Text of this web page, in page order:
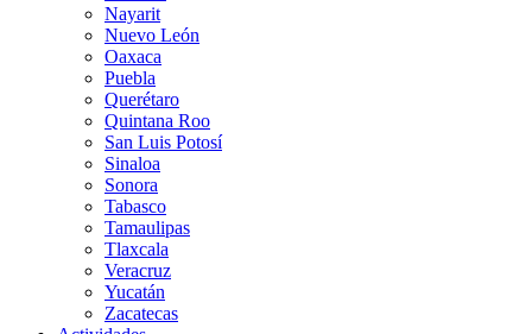
Nayarit
Nuevo León
Oaxaca
Puebla
Querétaro
Quintana Roo
San Luis Potosí
Sinaloa
Sonora
Tabasco
Tamaulipas
Tlaxcala
Veracruz
Yucatán
Zacatecas